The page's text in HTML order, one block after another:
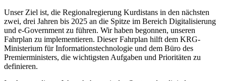
Unser Ziel ist, die Regionalregierung Kurdistans in den nächsten
zwei, drei Jahren bis 2025 an die Spitze im Bereich Digitalisierung
und e-Government zu führen. Wir haben begonnen, unseren
Fahrplan zu implementieren. Dieser Fahrplan hilft dem KRG-
Ministerium für Informationstechnologie und dem Büro des
Premierministers, die wichtigsten Aufgaben und Prioritäten zu
definieren.